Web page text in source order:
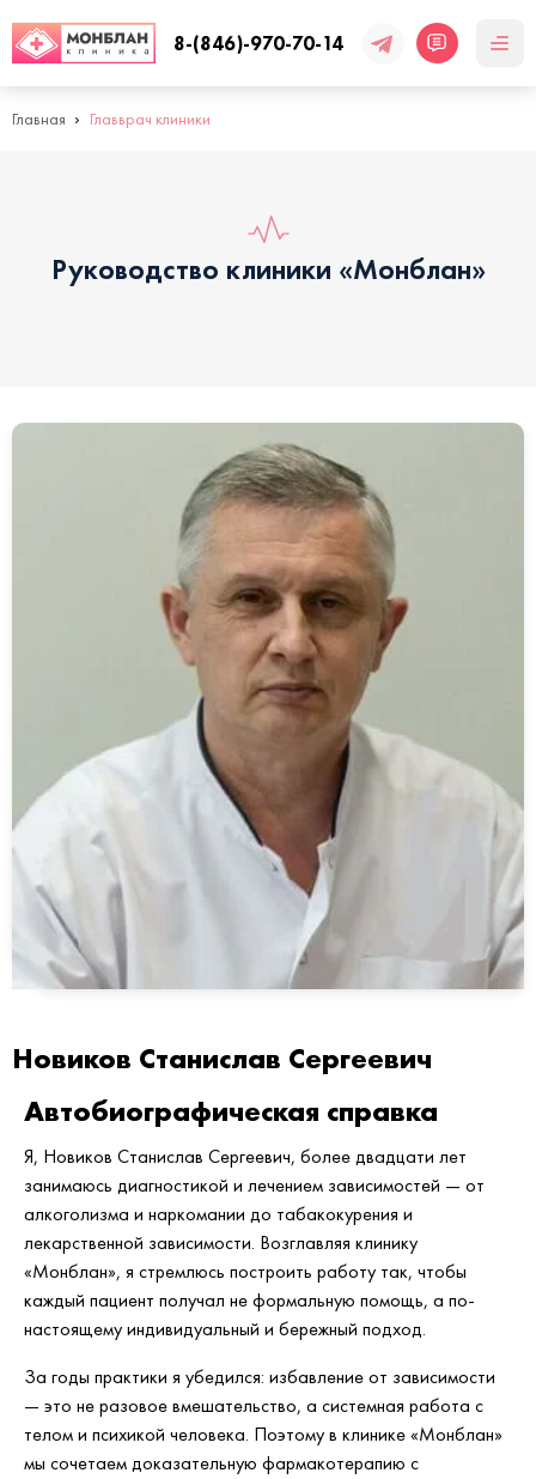
8-(846)-970-70-14
Главная Главврач клиники
Руководство клиники «Монблан»
Новиков Станислав Сергеевич
Автобиографическая справка
Я, Новиков Станислав Сергеевич, более двадцати лет
занимаюсь диагностикой и лечением зависимостей — от
алкоголизма и наркомании до табакокурения и
лекарственной зависимости. Возглавляя клинику
«Монблан», я стремлюсь построить работу так, чтобы
каждый пациент получал не формальную помощь, а по-
настоящему индивидуальный и бережный подход.
За годы практики я убедился: избавление от зависимости
— это не разовое вмешательство, а системная работа с
телом и психикой человека. Поэтому в клинике «Монблан»
мы сочетаем доказательную фармакотерапию с